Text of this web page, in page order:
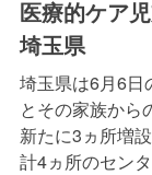
医療的ケア
埼玉県
埼玉県は6月6日
とその家族から
新たに3ヵ所増
計4ヵ所のセン